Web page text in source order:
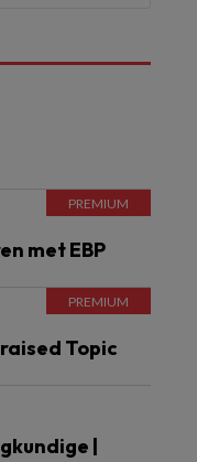
met EBP
Topic
|